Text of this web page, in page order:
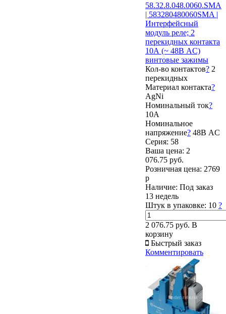
58.32.8.048.0060.SMA
| 583280480060SMA |
Интерфейсный
модуль реле; 2
перекидных контакта
10А (~ 48В AC)
винтовые зажимы
Кол-во контактов? 2
перекидных
Материал контакта?
AgNi
Номинальный ток?
10А
Номинальное
напряжение? 48В AC
Серия: 58
Ваша цена: 2
076.75 руб.
Розничная цена: 2769
р
Наличие: Под заказ
13 недель
Штук в упаковке: 10 ?
2 076.75 руб. В
корзину
Быстрый заказ
Комментировать